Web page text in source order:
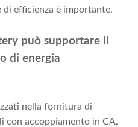
di efficienza è importante.
può supportare il
di energia
nella fornitura di
con accoppiamento in CA,